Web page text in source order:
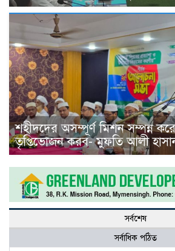
শহীদদের অসম্পূর্ণ মিশন সম্পন্ন
তৃপ্তিভোজন করব- মুফতি আলী
সর্বশেষ
সর্বাধিক পঠিত